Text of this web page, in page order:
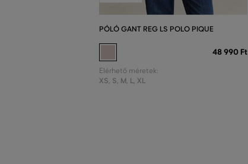
PÓLÓ GANT REG LS POLO PIQUE
48 990 Ft
Elérhető méretek:
XS S M L XL